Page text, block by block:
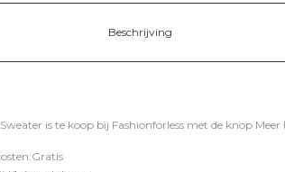
Beschrijving
is te koop bij Fashionforless met de knop Meer